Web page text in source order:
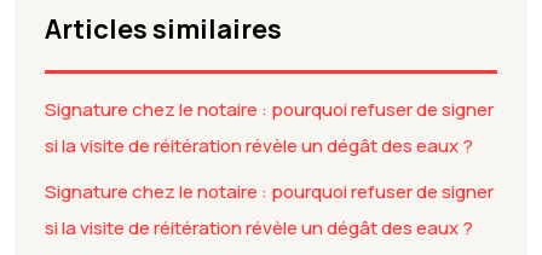
Articles similaires
Signature chez le notaire : pourquoi refuser de signer
si la visite de réitération révèle un dégât des eaux ?
Signature chez le notaire : pourquoi refuser de signer
si la visite de réitération révèle un dégât des eaux ?